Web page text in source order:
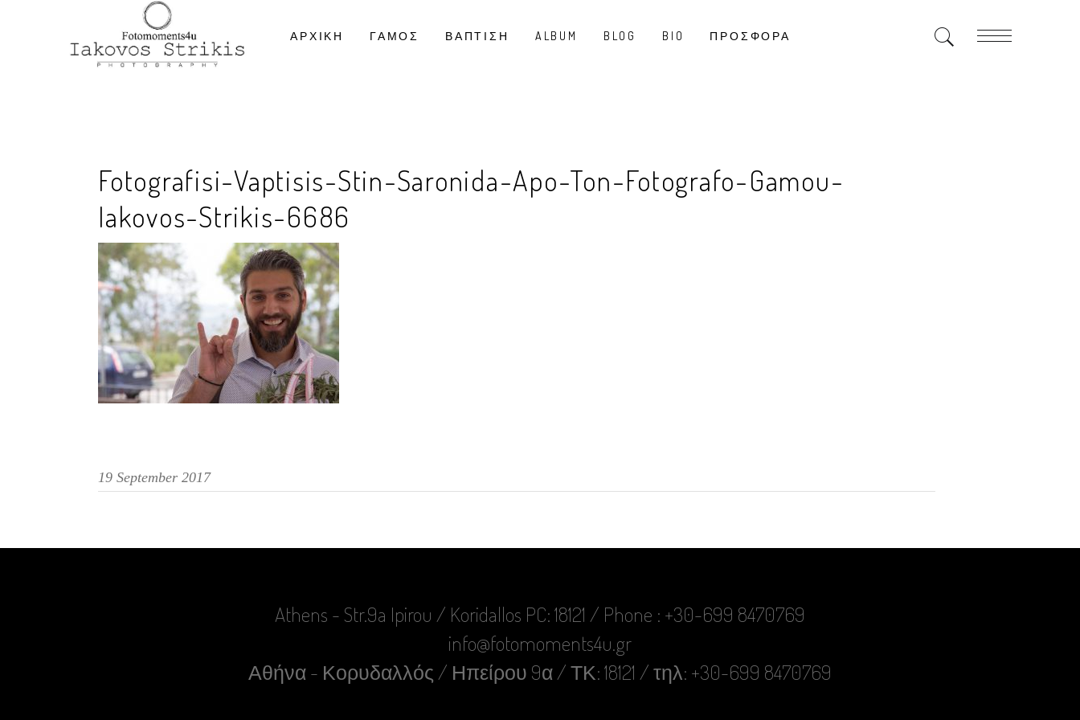
ΑΡΧΙΚΗ ΓΑΜΟΣ ΒΑΠΤΙΣΗ ALBUM BLOG BIO ΠΡΟΣΦΟΡΑ
Fotografisi-Vaptisis-Stin-Saronida-Apo-Ton-Fotografo-Gamou-
Iakovos-Strikis-6686
19 September 2017
Athens - Str.9a Ipirou / Koridallos PC: 18121 / Phone : +30-699 8470769
info@fotomoments4u.gr
Αθήνα - Κορυδαλλός / Ηπείρου 9α / ΤΚ: 18121 / τηλ: +30-699 8470769